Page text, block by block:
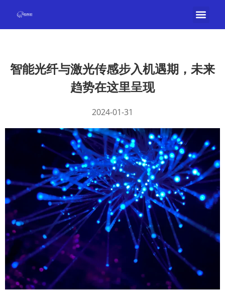
智能光纤与激光传感步入机遇期，未来
趋势在这里呈现
2024-01-31